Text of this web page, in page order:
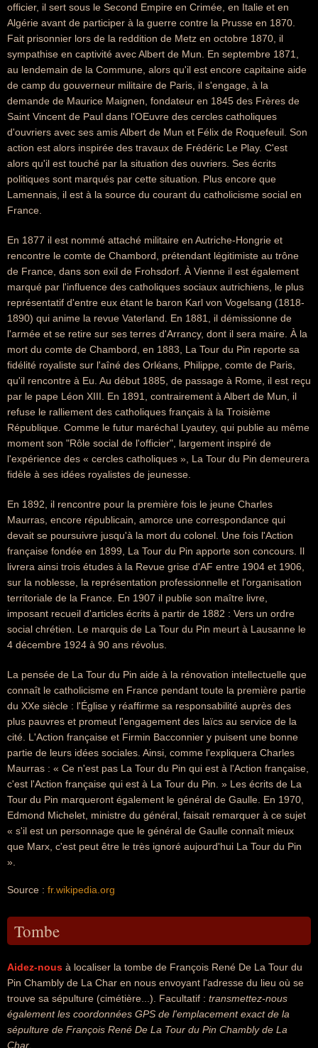
officier, il sert sous le Second Empire en Crimée, en Italie et en
Algérie avant de participer à la guerre contre la Prusse en 1870.
Fait prisonnier lors de la reddition de Metz en octobre 1870, il
sympathise en captivité avec Albert de Mun. En septembre 1871,
au lendemain de la Commune, alors qu'il est encore capitaine aide
de camp du gouverneur militaire de Paris, il s'engage, à la
demande de Maurice Maignen, fondateur en 1845 des Frères de
Saint Vincent de Paul dans l'OEuvre des cercles catholiques
d'ouvriers avec ses amis Albert de Mun et Félix de Roquefeuil. Son
action est alors inspirée des travaux de Frédéric Le Play. C'est
alors qu'il est touché par la situation des ouvriers. Ses écrits
politiques sont marqués par cette situation. Plus encore que
Lamennais, il est à la source du courant du catholicisme social en
France.
En 1877 il est nommé attaché militaire en Autriche-Hongrie et
rencontre le comte de Chambord, prétendant légitimiste au trône
de France, dans son exil de Frohsdorf. À Vienne il est également
marqué par l'influence des catholiques sociaux autrichiens, le plus
représentatif d'entre eux étant le baron Karl von Vogelsang (1818-
1890) qui anime la revue Vaterland. En 1881, il démissionne de
l'armée et se retire sur ses terres d'Arrancy, dont il sera maire. À la
mort du comte de Chambord, en 1883, La Tour du Pin reporte sa
fidélité royaliste sur l'aîné des Orléans, Philippe, comte de Paris,
qu'il rencontre à Eu. Au début 1885, de passage à Rome, il est reçu
par le pape Léon XIII. En 1891, contrairement à Albert de Mun, il
refuse le ralliement des catholiques français à la Troisième
République. Comme le futur maréchal Lyautey, qui publie au même
moment son "Rôle social de l'officier", largement inspiré de
l'expérience des « cercles catholiques », La Tour du Pin demeurera
fidèle à ses idées royalistes de jeunesse.
En 1892, il rencontre pour la première fois le jeune Charles
Maurras, encore républicain, amorce une correspondance qui
devait se poursuivre jusqu'à la mort du colonel. Une fois l'Action
française fondée en 1899, La Tour du Pin apporte son concours. Il
livrera ainsi trois études à la Revue grise d'AF entre 1904 et 1906,
sur la noblesse, la représentation professionnelle et l'organisation
territoriale de la France. En 1907 il publie son maître livre,
imposant recueil d'articles écrits à partir de 1882 : Vers un ordre
social chrétien. Le marquis de La Tour du Pin meurt à Lausanne le
4 décembre 1924 à 90 ans révolus.
La pensée de La Tour du Pin aide à la rénovation intellectuelle que
connaît le catholicisme en France pendant toute la première partie
du XXe siècle : l'Église y réaffirme sa responsabilité auprès des
plus pauvres et promeut l'engagement des laïcs au service de la
cité. L'Action française et Firmin Bacconnier y puisent une bonne
partie de leurs idées sociales. Ainsi, comme l'expliquera Charles
Maurras : « Ce n'est pas La Tour du Pin qui est à l'Action française,
c'est l'Action française qui est à La Tour du Pin. » Les écrits de La
Tour du Pin marqueront également le général de Gaulle. En 1970,
Edmond Michelet, ministre du général, faisait remarquer à ce sujet
« s'il est un personnage que le général de Gaulle connaît mieux
que Marx, c'est peut être le très ignoré aujourd'hui La Tour du Pin
».
Source : fr.wikipedia.org
Tombe
Aidez-nous à localiser la tombe de François René De La Tour du
Pin Chambly de La Char en nous envoyant l'adresse du lieu où se
trouve sa sépulture (cimétière...). Facultatif : transmettez-nous
également les coordonnées GPS de l'emplacement exact de la
sépulture de François René De La Tour du Pin Chambly de La
Char